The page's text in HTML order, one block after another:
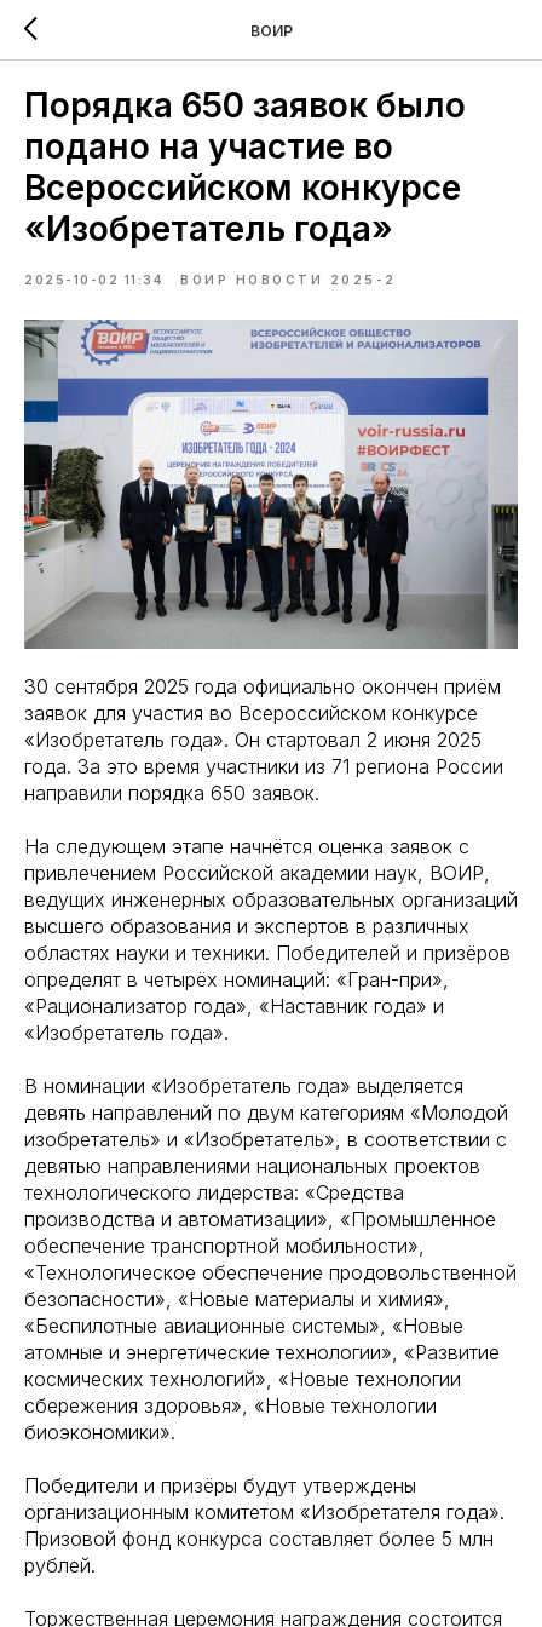
ВОИР
Порядка 650 заявок было
подано на участие во
Всероссийском конкурсе
«Изобретатель года»
2025-10-02 11:34 ВОИР НОВОСТИ 2025-2
30 сентября 2025 года официально окончен приём
заявок для участия во Всероссийском конкурсе
«Изобретатель года». Он стартовал 2 июня 2025
года. За это время участники из 71 региона России
направили порядка 650 заявок.
На следующем этапе начнётся оценка заявок с
привлечением Российской академии наук, ВОИР,
ведущих инженерных образовательных организаций
высшего образования и экспертов в различных
областях науки и техники. Победителей и призёров
определят в четырёх номинаций: «Гран-при»,
«Рационализатор года», «Наставник года» и
«Изобретатель года».
В номинации «Изобретатель года» выделяется
девять направлений по двум категориям «Молодой
изобретатель» и «Изобретатель», в соответствии с
девятью направлениями национальных проектов
технологического лидерства: «Средства
производства и автоматизации», «Промышленное
обеспечение транспортной мобильности»,
«Технологическое обеспечение продовольственной
безопасности», «Новые материалы и химия»,
«Беспилотные авиационные системы», «Новые
атомные и энергетические технологии», «Развитие
космических технологий», «Новые технологии
сбережения здоровья», «Новые технологии
биоэкономики».
Победители и призёры будут утверждены
организационным комитетом «Изобретателя года».
Призовой фонд конкурса составляет более 5 млн
рублей.
Торжественная церемония награждения состоится